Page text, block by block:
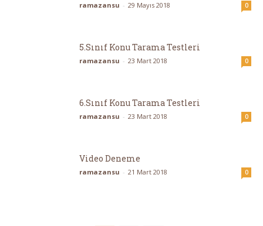
ramazansu - 29 Mayıs 2018 0
5.Sınıf Konu Tarama Testleri
ramazansu - 23 Mart 2018 0
6.Sınıf Konu Tarama Testleri
ramazansu - 23 Mart 2018 0
Video Deneme
ramazansu - 21 Mart 2018 0